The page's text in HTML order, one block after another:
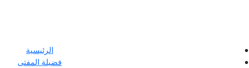
الرئيسية
فضيلة المفتى